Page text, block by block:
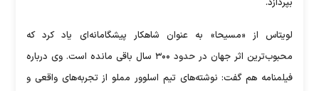
بپردازد.
لویتاس از «مسیحا» به عنوان شاهکار پیشگامانه‌ای یاد کرد که
محبوب‌ترین اثر جهان در حدود ۳۰۰ سال باقی مانده است. وی درباره
فیلمنامه هم گفت: نوشته‌های تیم اسلوور مملو از تجربه‌های واقعی و